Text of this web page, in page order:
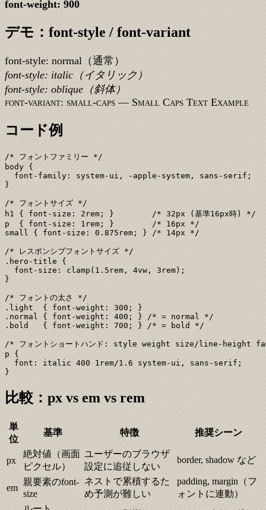
font-weight: 900
デモ：font-style / font-variant
font-style: normal（通常）
font-style: italic（イタリック）
font-style: oblique（斜体）
font-variant: small-caps — Small Caps Text Example
コード例
/* フォントファミリー */
body {
  font-family: system-ui, -apple-system, sans-serif;
}
/* フォントサイズ */
h1 { font-size: 2rem; }        /* 32px (基準16px時) */
p  { font-size: 1rem; }        /* 16px */
small { font-size: 0.875rem; } /* 14px */
/* レスポンシブフォントサイズ */
.hero-title {
  font-size: clamp(1.5rem, 4vw, 3rem);
}
/* フォントの太さ */
.light  { font-weight: 300; }
.normal { font-weight: 400; } /* = normal */
.bold   { font-weight: 700; } /* = bold */
/* フォントショートハンド: style weight size/line-height
p {
  font: italic 400 1rem/1.6 system-ui, sans-serif;
}
比較：px vs em vs rem
単
位
基準 特徴 推奨シーン
px
絶対値（画面
ピクセル）
ユーザーのブラウザ
設定に追従しない
border, shadow など
em
親要素のfont-
size
ネストで累積するた
め予測が難しい
padding, margin（フ
ォントに連動）